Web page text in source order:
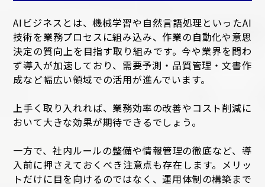
AIビジネスとは、機械学習や自然言語処理といったAI
技術を業務プロセスに組み込み、作業の自動化や意思
決定の質向上を目指す取り組みです。今や業界を問わ
ず導入が加速しており、需要予測・品質管理・文書作
成など幅広い領域での活用が進んでいます。
上手く取り入れれば、業務効率の改善やコスト削減に
おいて大きな効果が期待できるでしょう。
一方で、社内ルールの整備や情報管理の徹底など、導
入前に押さえておくべき注意点も存在します。メリッ
トだけに目を向けるのではなく、運用体制の構築まで